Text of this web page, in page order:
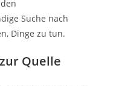
Suche nach
Dinge zu tun.
Quelle